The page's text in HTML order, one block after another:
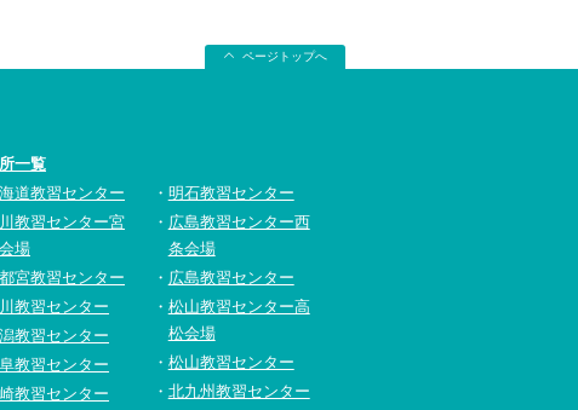
ページトップへ
一覧
道教習センター
教習センター宮
場
宮教習センター
教習センター
教習センター
教習センター
教習センター
明石教習センター
広島教習センター西
条会場
広島教習センター
松山教習センター高
松会場
松山教習センター
北九州教習センター